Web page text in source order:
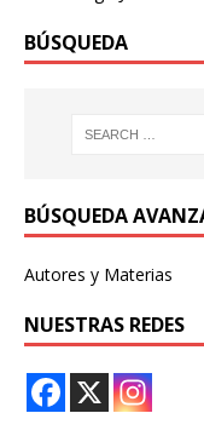
BÚSQUEDA
BÚSQUEDA
Autores y Materias
NUESTRAS REDES